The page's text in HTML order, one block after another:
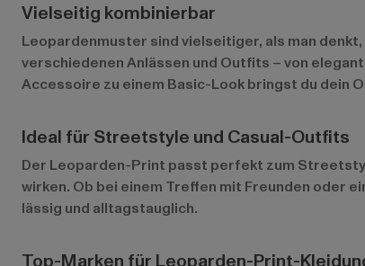
Vielseitig kombinierbar
Leopardenmuster sind vielseitiger, als man
verschiedenen Anlässen und Outfits – von
Accessoire zu einem Basic-Look bringst du dein
Ideal für Streetstyle und Casual-Outfits
Der Leoparden-Print passt perfekt zum
wirken. Ob bei einem Treffen mit Freunden oder
lässig und alltagstauglich.